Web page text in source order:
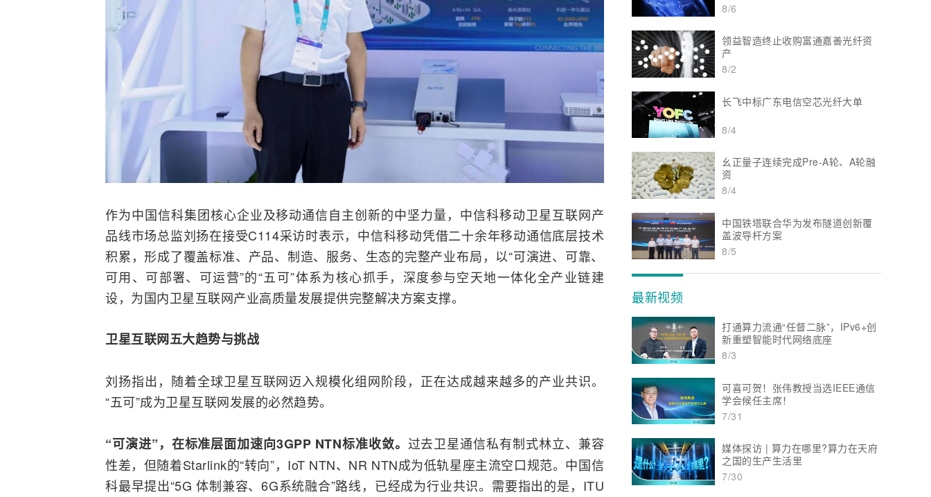
作为中国信科集团核心企业及移动通信自主创新的中坚力量，中信科移动卫星互联网产
品线市场总监刘扬在接受C114采访时表示，中信科移动凭借二十余年移动通信底层技术
积累，形成了覆盖标准、产品、制造、服务、生态的完整产业布局，以“可演进、可靠、
可用、可部署、可运营”的“五可”体系为核心抓手，深度参与空天地一体化全产业链建
设，为国内卫星互联网产业高质量发展提供完整解决方案支撑。
卫星互联网五大趋势与挑战
刘扬指出，随着全球卫星互联网迈入规模化组网阶段，正在达成越来越多的产业共识。
“五可”成为卫星互联网发展的必然趋势。
“可演进”，在标准层面加速向3GPP NTN标准收敛。 过去卫星通信私有制式林立、兼容
性差，但随着Starlink的“转向”，IoT NTN、NR NTN成为低轨星座主流空口规范。中国信
科最早提出“5G 体制兼容、6G系统融合”路线，已经成为行业共识。需要指出的是， ITU
8/6
领益智造终止收购富通嘉善光纤资
产
8/2
长飞中标广东电信空芯光纤大单
8/4
幺正量子连续完成Pre-A轮、A轮融
资
8/4
中国铁塔联合华为发布隧道创新覆
盖波导杆方案
8/5
最新视频
打通算力流通“任督二脉”，IPv6+创
新重塑智能时代网络底座
8/3
可喜可贺！张伟教授当选IEEE通信
学会候任主席！
7/31
媒体探访 | 算力在哪里?算力在天府
之国的生产生活里
7/30